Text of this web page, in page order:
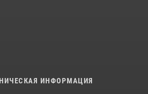
ИНФОРМАЦИЯ